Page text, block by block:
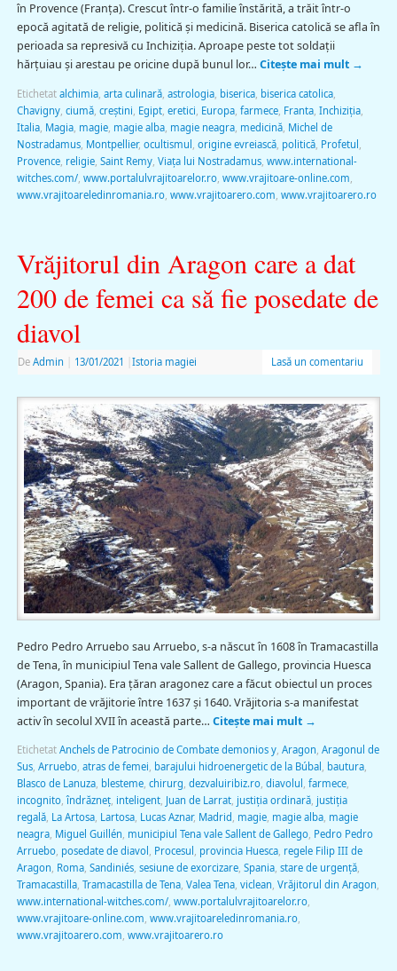
în Provence (Franţa). Crescut într-o familie înstărită, a trăit într-o
epocă agitată de religie, politică şi medicină. Biserica catolică se afla în
perioada sa represivă cu Inchiziţia. Aproape peste tot soldaţii
hărţuiau şi arestau pe oricine după bunul lor… Citește mai mult →
Etichetat alchimia, arta culinară, astrologia, biserica, biserica catolica,
Chavigny, ciumă, creștini Egipt, eretici Europa, farmece, Franta, Inchiziţia,
Italia, Magia, magie, magie alba, magie neagra, medicină, Michel de
Nostradamus, Montpellier, ocultismul origine evreiască, politică, Profetul
Provence, religie, Saint Remy, Viaţa lui Nostradamus, www.international-
witches.com/, www.portalulvrajitoarelor.ro, www.vrajitoare-online.com
www.vrajitoareledinromania.ro, www.vrajitoarero.com www.vrajitoarero.ro
Vrăjitorul din Aragon care a dat
200 de femei ca să fie posedate de
diavol
De Admin 13/01/2021 Istoria magiei Lasă un comentariu
Pedro Pedro Arruebo sau Arruebo, s-a născut în 1608 în Tramacastilla
de Tena, în municipiul Tena vale Sallent de Gallego, provincia Huesca
(Aragon, Spania). Era țăran aragonez care a făcut obiectul un proces
important de vrăjitorie între 1637 și 1640. Vrăjitoria s-a manifestat
activ în secolul XVII în această parte… Citește mai mult →
Etichetat Anchels de Patrocinio de Combate demonios y, Aragon, Aragonul de
Sus, Arruebo, atras de femei, barajului hidroenergetic de la Búbal , bautura,
Blasco de Lanuza, blesteme, chirurg, dezvaluiribiz.ro, diavolul , farmece,
incognito,îndrăzneț, inteligent, Juan de Larrat, justiția ordinară, justiția
regală, La Artosa, Lartosa, Lucas Aznar, Madrid, magie, magie alba, magie
neagra, Miguel Guillén, municipiul Tena vale Sallent de Gallego, Pedro Pedro
Arruebo, posedate de diavol , Procesul , provincia Huesca, regele Filip III de
Aragon, Roma, Sandiniés, sesiune de exorcizare, Spania, stare de urgență,
Tramacastilla, Tramacastilla de Tena, Valea Tena, viclean, Vrăjitorul din Aragon,
www.international-witches.com/, www.portalulvrajitoarelor.ro,
www.vrajitoare-online.com, www.vrajitoareledinromania.ro,
www.vrajitoarero.com, www.vrajitoarero.ro